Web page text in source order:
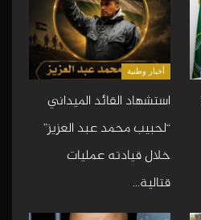
أخبار وطنية
استشهاد القائد الميداني
“لحبيب محمد عبد العزيز”
خلال قيادته عمليات
قتالية…